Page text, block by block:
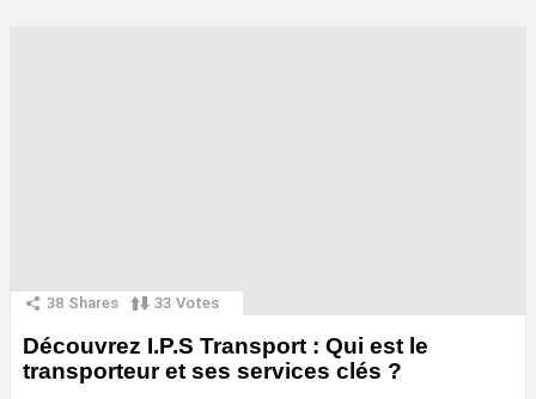
38 Shares 33 Votes
Découvrez I.P.S Transport : Qui est le
transporteur et ses services clés ?